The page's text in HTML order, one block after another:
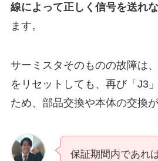
線によって正しく信号を送れ
ます。
サーミスタそのものの故障は
をリセットしても、再び「J3
ため、部品交換や本体の交換が
保証期間内であれ